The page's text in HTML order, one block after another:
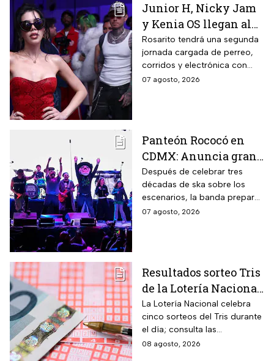
Junior H, Nicky Jam
y Kenia OS llegan al
Baja Beach Fest 2026:
Estos son los horarios
del sábado
Rosarito tendrá una segunda
jornada cargada de perreo,
corridos y electrónica con
Farruko, Jowell y Randy, Zion y
07 agosto, 2026
Panteón Rococó en
CDMX: Anuncia gran
cierre de gira en el
Estadio GNP
Después de celebrar tres
décadas de ska sobre los
escenarios, la banda prepara
una última gran fiesta de su
07 agosto, 2026
Resultados sorteo Tris
de la Lotería Nacional
hoy viernes 7 de
agosto 2026: Consulta
los números
ganadores
La Lotería Nacional celebra
cinco sorteos del Tris durante
el día; consulta las
combinaciones ganadoras y
08 agosto, 2026